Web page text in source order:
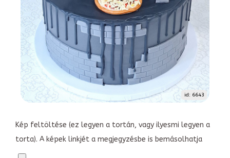
id: 6643
Kép feltöltése (ez legyen a tortán, vagy ilyesmi legyen a
torta). A képek linkjét a megjegyzésbe is bemásolhatja